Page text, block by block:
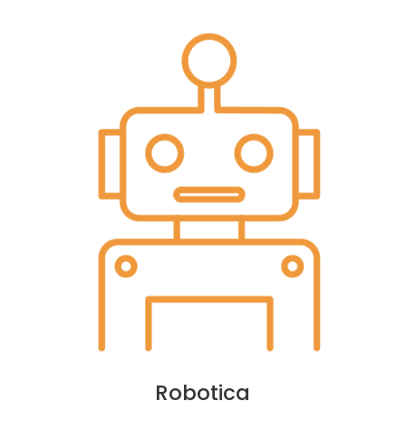
Robotica